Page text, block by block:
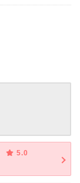
5.0